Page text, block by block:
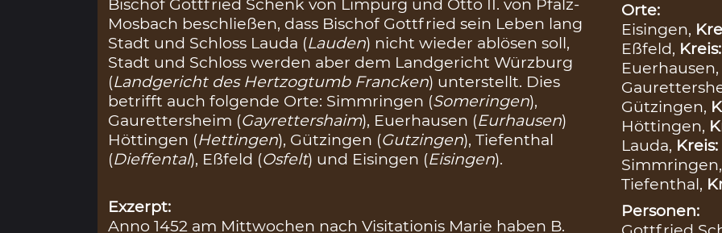
Bischof Gottfried Schenk von Limpurg und Otto II. von Pfalz-
Mosbach beschließen, dass Bischof Gottfried sein Leben lang
Stadt und Schloss Lauda (Lauden) nicht wieder ablösen soll,
Stadt und Schloss werden aber dem Landgericht Würzburg
(Landgericht des Hertzogtumb Francken) unterstellt. Dies
betrifft auch folgende Orte: Simmringen (Someringen),
Gaurettersheim (Gayrettershaim), Euerhausen (Eurhausen)
Höttingen (Hettingen), Gützingen (Gutzingen), Tiefenthal
(Dieffental), Eßfeld (Osfelt) und Eisingen (Eisingen).
Exzerpt:
Anno 1452 am Mittwochen nach Visitationis Marie haben B.
Orte:
Eisingen,
Eßfeld, Kreis:
Euerhausen,
Gützingen,
Höttingen,
Lauda, Kreis:
Simmringen,
Tiefenthal,
Personen: